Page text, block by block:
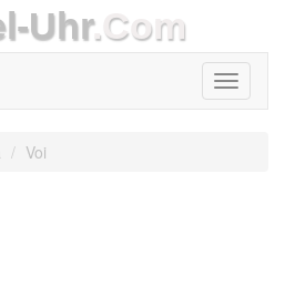
Uhr.Com
Toggle
Voi